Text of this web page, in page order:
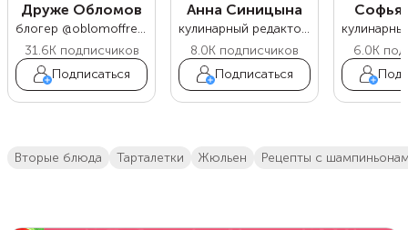
Друже Обломов
блогер @oblomoffrecipe
31.6Kподписчиков
Подписаться
Анна Синицына
кулинарный редактор Food.ru
8.0K подписчиков
Подписаться
Софья
6.0K
вторые блюда тарталетки жюльен рецепты с